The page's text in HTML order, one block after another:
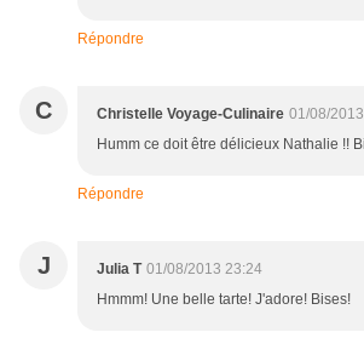
Répondre
C Christelle Voyage-Culinaire 01/08/
Humm ce doit être délicieux Nathalie !!
Répondre
J Julia T 01/08/2013 23:24
Hmmm! Une belle tarte! J'adore! Bises!